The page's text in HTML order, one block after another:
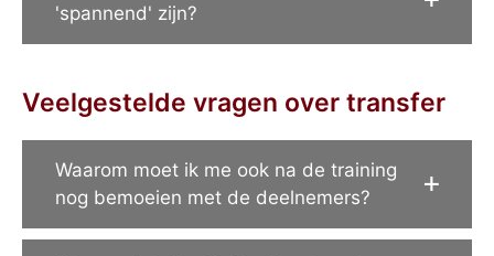
'spannend' zijn?
Veelgestelde vragen over transfer
Waarom moet ik me ook na de training
nog bemoeien met de deelnemers?